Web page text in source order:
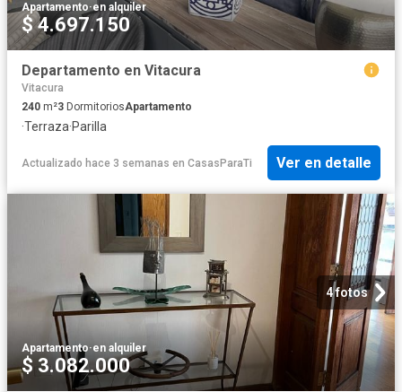
Apartamento·en alquiler
$ 4.697.150
Departamento en Vitacura
Vitacura
240 m²3 DormitoriosApartamento
·Terraza·Parilla
Actualizado hace 3 semanas en CasasParaTi Ver en detalle
4 fotos
Apartamento·en alquiler
$ 3.082.000